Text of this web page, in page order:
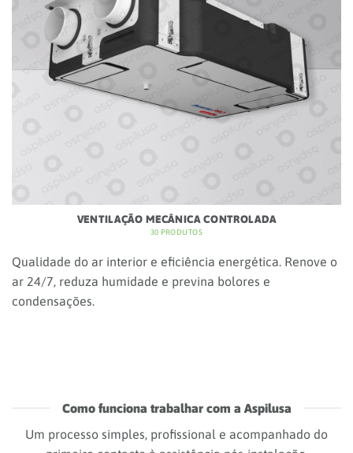
Como funciona trabalhar com a Aspilusa
Um processo simples, profissional e acompanhado do
DIAGNÓSTICO
Analisamos a sua casa ou projeto, ouvimos as suas
necessidades e propomos a solução técnica mais
INSTALAÇÃO PROFISSIONAL
Equipa certificada, dimensionamento correto e instalação